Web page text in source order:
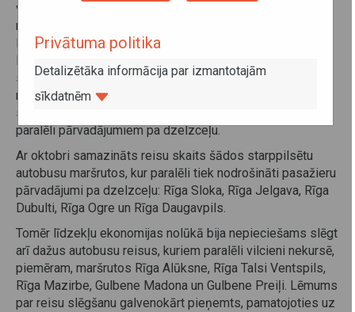
valsts budžeta dotāciju ar faktiskajiem zaudējumiem, kas
rodas, pasažieru pārvadātājiem sniedzot pakalpojumus.
Lai efektīvi izmantotu pašlaik pieejamos valsts budžeta
sabiedriskā transporta pieejamību arī lauku rajonos un
mazapdzīvotās vietās, no 1. oktobra tiks samazināta
starppilsētu autobusu satiksme maršrutos, kas kursē
paralēli pārvadājumiem pa dzelzceļu.
Ar oktobri samazināts reisu skaits šādos starppilsētu
autobusu maršrutos, kur paralēli tiek nodrošināti pasažieru
pārvadājumi pa dzelzceļu: Rīga Sloka, Rīga Jelgava, Rīga
Dubulti, Rīga Ogre un Rīga Daugavpils.
Tomēr līdzekļu ekonomijas nolūkā bija nepieciešams slēgt
arī dažus autobusu reisus, kuriem paralēli vilcieni nekursē,
piemēram, maršrutos Rīga Alūksne, Rīga Talsi Ventspils,
Rīga Mazirbe, Gulbene Madona un Gulbene Preiļi. Lēmums
par reisu slēgšanu galvenokārt pieņemts, pamatojoties uz
Privātuma politika
Detalizētāka informācija par izmantotajām
sīkdatnēm